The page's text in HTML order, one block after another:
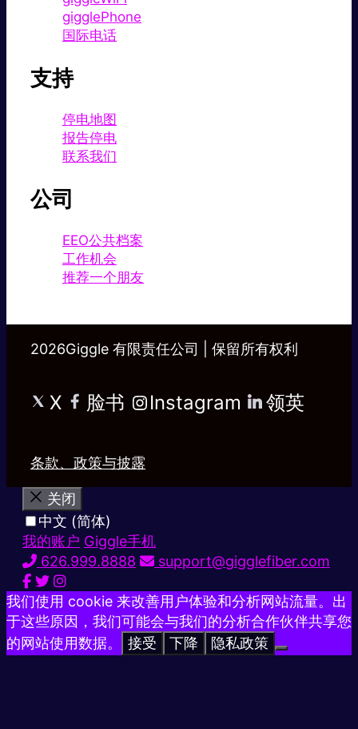
gigglePhone
国际电话
支持
停电地图
报告停电
联系我们
公司
EEO公共档案
工作机会
推荐一个朋友
2026Giggle 有限责任公司 | 保留所有权利
X 脸书 Instagram 领英
条款、政策与披露
关闭
中文 (简体)
我的账户 Giggle手机
626.999.8888
support@gigglefiber.com
我们使用 cookie 来改善用户体验和分析网站流量。出
于这些原因，我们可能会与我们的分析合作伙伴共享您
的网站使用数据。
接受 下降 隐私政策